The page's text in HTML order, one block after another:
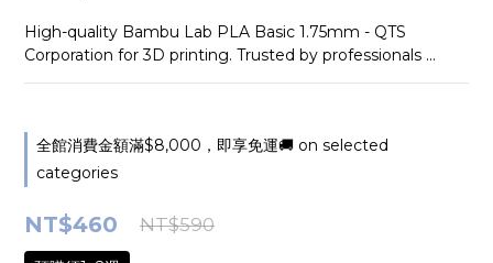
High-quality Bambu Lab PLA Basic 1.75mm - QTS
Corporation for 3D printing. Trusted by professionals ...
全館消費金額滿$8,000，即享免運🚚 on selected
categories
NT$460 NT$590